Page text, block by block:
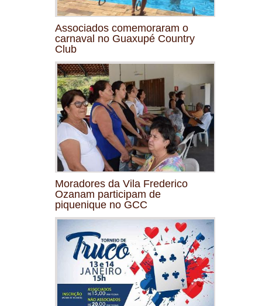
Associados comemoraram o
carnaval no Guaxupé Country
Club
Moradores da Vila Frederico
Ozanam participam de
piquenique no GCC